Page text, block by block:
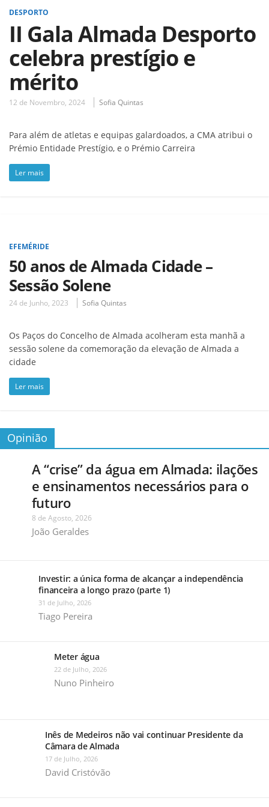
DESPORTO
II Gala Almada Desporto
celebra prestígio e
mérito
12 de Novembro, 2024 Sofia Quintas
Para além de atletas e equipas galardoados, a CMA atribui o
Prémio Entidade Prestígio, e o Prémio Carreira
Ler mais
EFEMÉRIDE
50 anos de Almada Cidade –
Sessão Solene
24 de Junho, 2023 Sofia Quintas
Os Paços do Concelho de Almada acolheram esta manhã a
sessão solene da comemoração da elevação de Almada a
cidade
Ler mais
Opinião
A “crise” da água em Almada: ilações
e ensinamentos necessários para o
futuro
8 de Agosto, 2026
João Geraldes
Investir: a única forma de alcançar a independência
financeira a longo prazo (parte 1)
31 de Julho, 2026
Tiago Pereira
Meter água
22 de Julho, 2026
Nuno Pinheiro
Inês de Medeiros não vai continuar Presidente da
Câmara de Almada
17 de Julho, 2026
David Cristóvão